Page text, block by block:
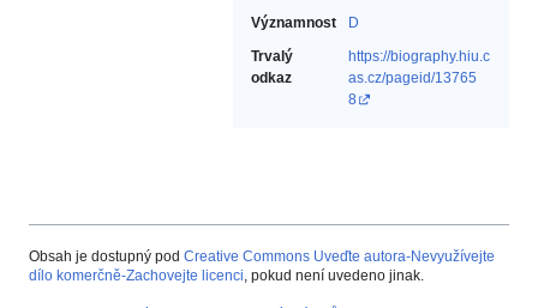
Významnost
D
Trvalý
odkaz
https://biography.hiu.c
as.cz/pageid/13765
8
Obsah je dostupný pod Creative Commons Uveďte autora-Nevyužívejte
dílo komerčně-Zachovejte licenci, pokud není uvedeno jinak.